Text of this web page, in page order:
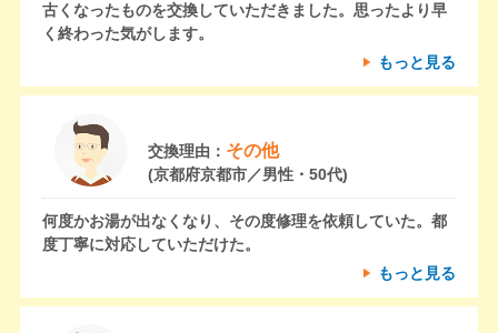
古くなったものを交換していただきました。思ったより早
く終わった気がします。
もっと見る
交換理由： その他
(京都府京都市／男性・50代)
何度かお湯が出なくなり、その度修理を依頼していた。都
度丁寧に対応していただけた。
もっと見る